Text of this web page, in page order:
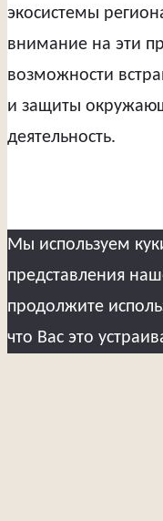
экосистемы
внимание на эти
возможности
и защиты
деятельность.
Мы используем
представления
продолжите
что Вас это